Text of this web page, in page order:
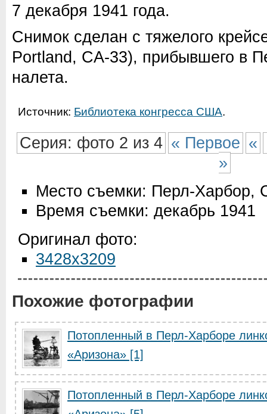
7 декабря 1941 года.
Снимок сделан с тяжелого
Portland, CA-33), прибывшего в
налета.
Источник: Библиотека конгресса США.
Серия: фото 2 из 4 « Первое «
»
Место съемки: Перл-
Время съемки: декабрь 1941
Оригинал фото:
3428x3209
Похожие фотографии
Потопленный в Перл-Харборе
«Аризона» [1]
Потопленный в Перл-Харборе